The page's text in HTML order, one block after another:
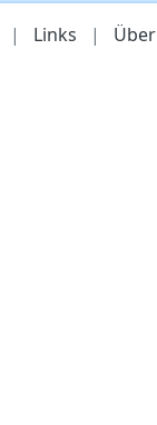
| Links | Über